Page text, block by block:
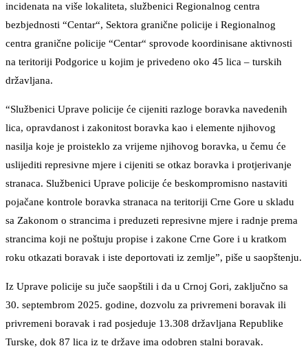
incidenata na više lokaliteta, službenici Regionalnog centra
bezbjednosti “Centar“, Sektora granične policije i Regionalnog
centra granične policije “Centar“ sprovode koordinisane aktivnosti
na teritoriji Podgorice u kojim je privedeno oko 45 lica – turskih
državljana.
“Službenici Uprave policije će cijeniti razloge boravka navedenih
lica, opravdanost i zakonitost boravka kao i elemente njihovog
nasilja koje je proisteklo za vrijeme njihovog boravka, u čemu će
uslijediti represivne mjere i cijeniti se otkaz boravka i protjerivanje
stranaca. Službenici Uprave policije će beskompromisno nastaviti
pojačane kontrole boravka stranaca na teritoriji Crne Gore u skladu
sa Zakonom o strancima i preduzeti represivne mjere i radnje prema
strancima koji ne poštuju propise i zakone Crne Gore i u kratkom
roku otkazati boravak i iste deportovati iz zemlje”, piše u saopštenju.
Iz Uprave policije su juče saopštili i da u Crnoj Gori, zaključno sa
30. septembrom 2025. godine, dozvolu za privremeni boravak ili
privremeni boravak i rad posjeduje 13.308 državljana Republike
Turske, dok 87 lica iz te države ima odobren stalni boravak.